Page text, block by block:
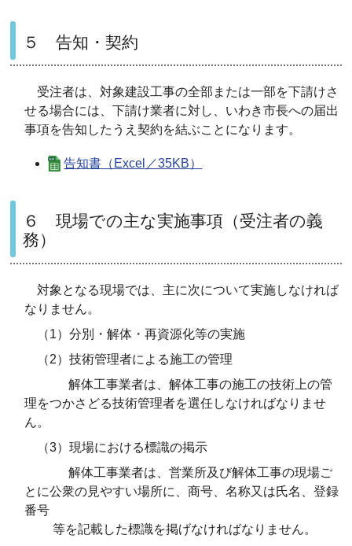
５ 告知・契約
受注者は、対象建設工事の全部または一部を下請けさ
せる場合には、下請け業者に対し、いわき市長への届出
事項を告知したうえ契約を結ぶことになります。
告知書（Excel／35KB）
６ 現場での主な実施事項（受注者の義
務）
対象となる現場では、主に次について実施しなければ
なりません。
（1）分別・解体・再資源化等の実施
（2）技術管理者による施工の管理
解体工事業者は、解体工事の施工の技術上の管
理をつかさどる技術管理者を選任しなければなりませ
ん。
（3）現場における標識の掲示
解体工事業者は、営業所及び解体工事の現場ご
とに公衆の見やすい場所に、商号、名称又は氏名、登録
番号
等を記載した標識を掲げなければなりません。